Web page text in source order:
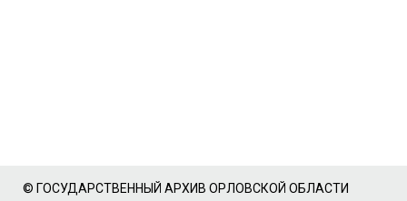
© ГОСУДАРСТВЕННЫЙ АРХИВ ОРЛОВСКОЙ ОБЛАСТИ